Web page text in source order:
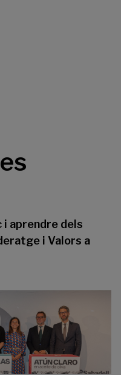
aprendre dels
i Valors a